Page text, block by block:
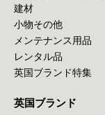
建材
小物その他
メンテナンス用品
レンタル品
英国ブランド特集
英国ブランド